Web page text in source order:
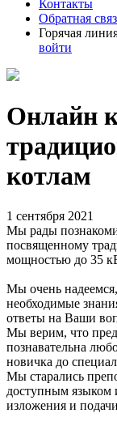
Контакты
Обратная
Горячая
войти
Онлайн
котлам
1 сентября 2021
Мы рады
посвященному
мощностью до 35
Мы очень
необходимые
ответы на Ваши
Мы верим, что
познавательна
новичка до
Мы старались
доступным языком
изложения и